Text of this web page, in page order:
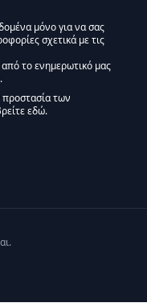
μόνο για να σας
σχετικά με τις
δελτίο
το ενημερωτικό μας
προστασία των
εδώ.